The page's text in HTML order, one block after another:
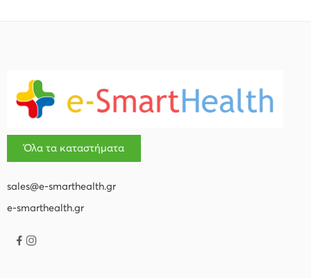
Όλα τα καταστήματα
sales@e-smarthealth.gr
e-smarthealth.gr